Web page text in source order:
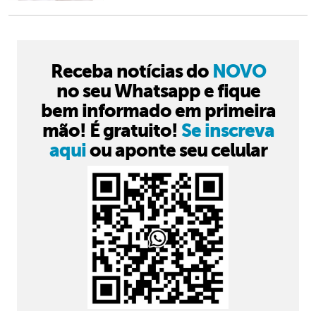
Receba notícias do NOVO
no seu Whatsapp e fique
bem informado em primeira
mão! É gratuito! Se inscreva
aquiou aponte seu celular